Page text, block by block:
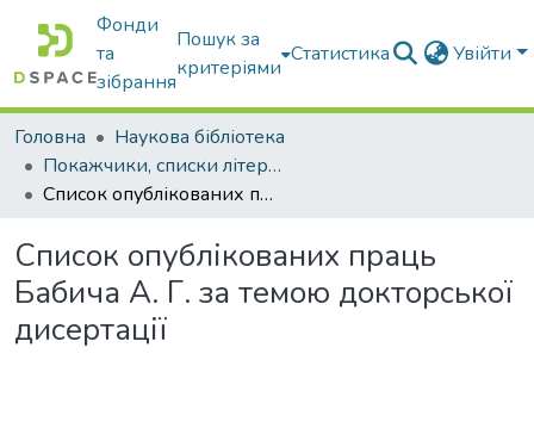
Фонди
та
зібрання
Пошук за
критеріями
Статистика Увійти
Головна
Наукова бібліотека
Покажчики, списки літератури, сценарії, методичні розробки
Список опублікованих праць Бабича А. Г. за темою докторської дисертації
Список опублікованих праць
Бабича А. Г. за темою докторської
дисертації